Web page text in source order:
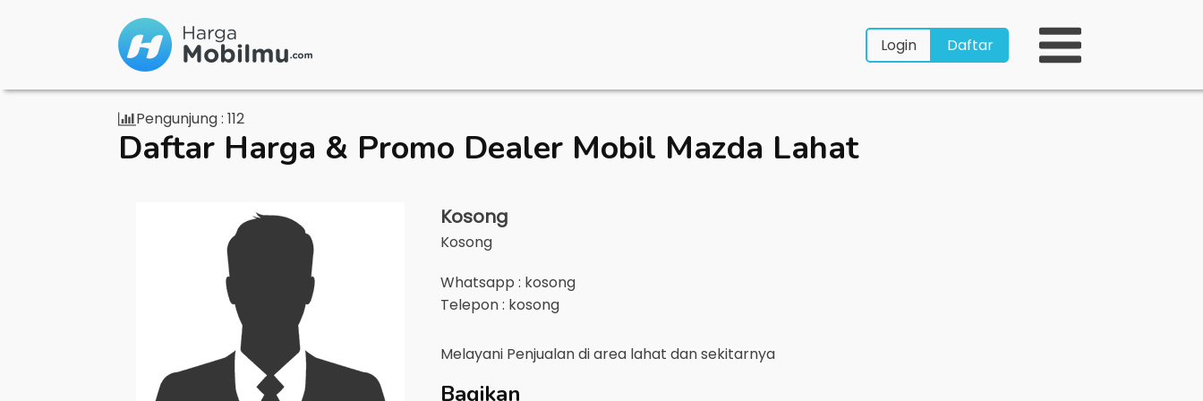
Login Daftar
Pengunjung : 112
Daftar Harga & Promo Dealer Mobil Mazda Lahat
Kosong
Kosong
Whatsapp : kosong
Telepon : kosong
Melayani Penjualan di area lahat dan sekitarnya
Bagikan